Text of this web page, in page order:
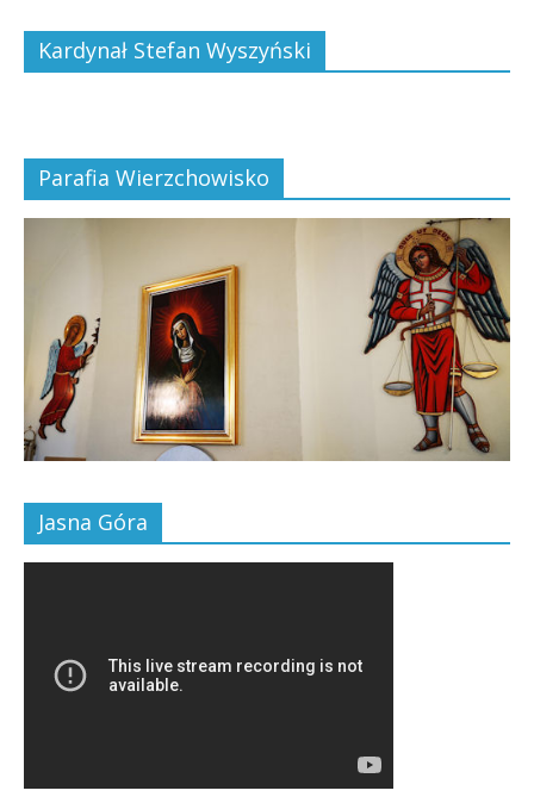
Kardynał Stefan Wyszyński
Parafia Wierzchowisko
Jasna Góra